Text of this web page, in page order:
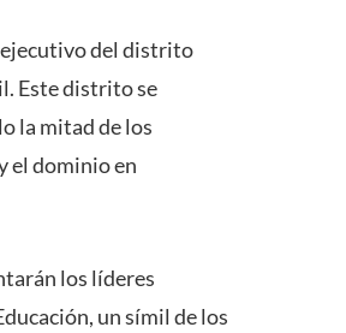
ejecutivo del distrito
Este distrito se
la mitad de los
el dominio en
los líderes
un símil de los